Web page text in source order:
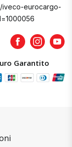
iveco-eurocargo-
FacebookInstagram
Garantito